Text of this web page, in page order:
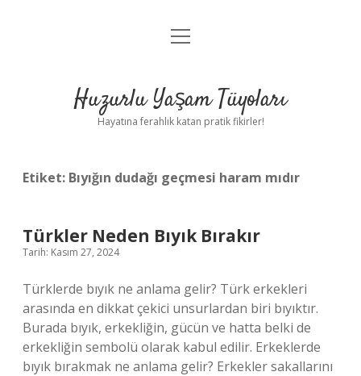
Anasayfa
Yasal Uyarı
menüyü
Huzurlu Yaşam Tüyoları
Hayatına ferahlık katan pratik fikirler!
Etiket: Bıyığın dudağı geçmesi haram mıdır
Türkler Neden Bıyık Bırakır
Tarih: Kasım 27, 2024
Türklerde bıyık ne anlama gelir? Türk erkekleri
arasında en dikkat çekici unsurlardan biri bıyıktır.
Burada bıyık, erkekliğin, gücün ve hatta belki de
erkekliğin sembolü olarak kabul edilir. Erkeklerde
bıyık bırakmak ne anlama gelir? Erkekler sakallarını